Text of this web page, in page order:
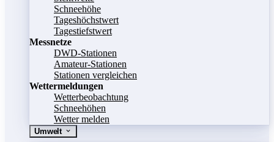
Schneehöhe
Tageshöchstwert
Tagestiefstwert
Messnetze
DWD-Stationen
Amateur-Stationen
Stationen vergleichen
Wettermeldungen
Wetterbeobachtung
Schneehöhen
Wetter melden
Umwelt